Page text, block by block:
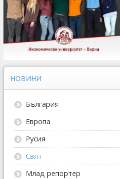
НОВИНИ
България
Европа
Русия
Свят
Млад репортер